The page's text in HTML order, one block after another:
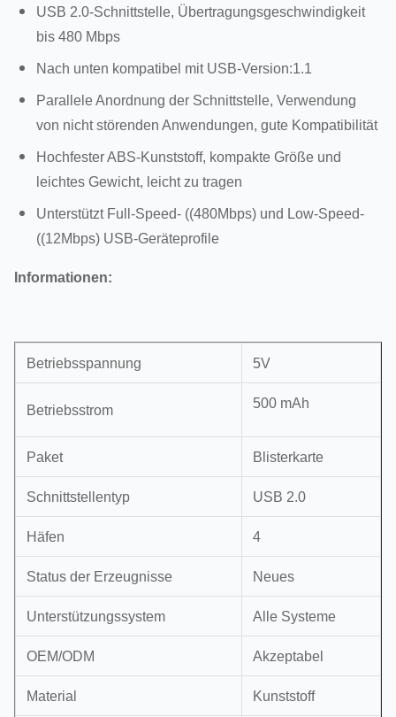
USB 2.0-Schnittstelle, Übertragungsgeschwindigkeit
bis 480 Mbps
Nach unten kompatibel mit USB-Version:1.1
Parallele Anordnung der Schnittstelle, Verwendung
von nicht störenden Anwendungen, gute Kompatibilität
Hochfester ABS-Kunststoff, kompakte Größe und
leichtes Gewicht, leicht zu tragen
Unterstützt Full-Speed- ((480Mbps) und Low-Speed-
((12Mbps) USB-Geräteprofile
Informationen:
Betriebsspannung 5V
Betriebsstrom 500 mAh
Paket Blisterkarte
Schnittstellentyp USB 2.0
Häfen 4
Status der Erzeugnisse Neues
Unterstützungssystem Alle Systeme
OEM/ODM Akzeptabel
Material Kunststoff